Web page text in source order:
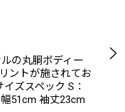
の丸胴ボディー
ントが施されてお
ズスペック S：
51cm 袖丈23cm